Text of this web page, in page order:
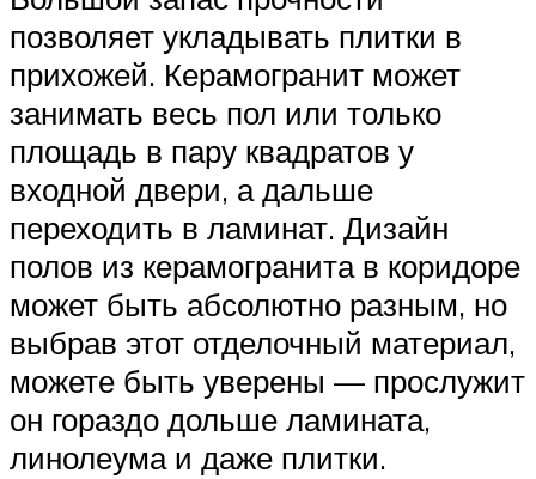
позволяет укладывать плитки в
прихожей. Керамогранит может
занимать весь пол или только
площадь в пару квадратов у
входной двери, а дальше
переходить в ламинат. Дизайн
полов из керамогранита в коридоре
может быть абсолютно разным, но
выбрав этот отделочный материал,
можете быть уверены — прослужит
он гораздо дольше ламината,
линолеума и даже плитки.